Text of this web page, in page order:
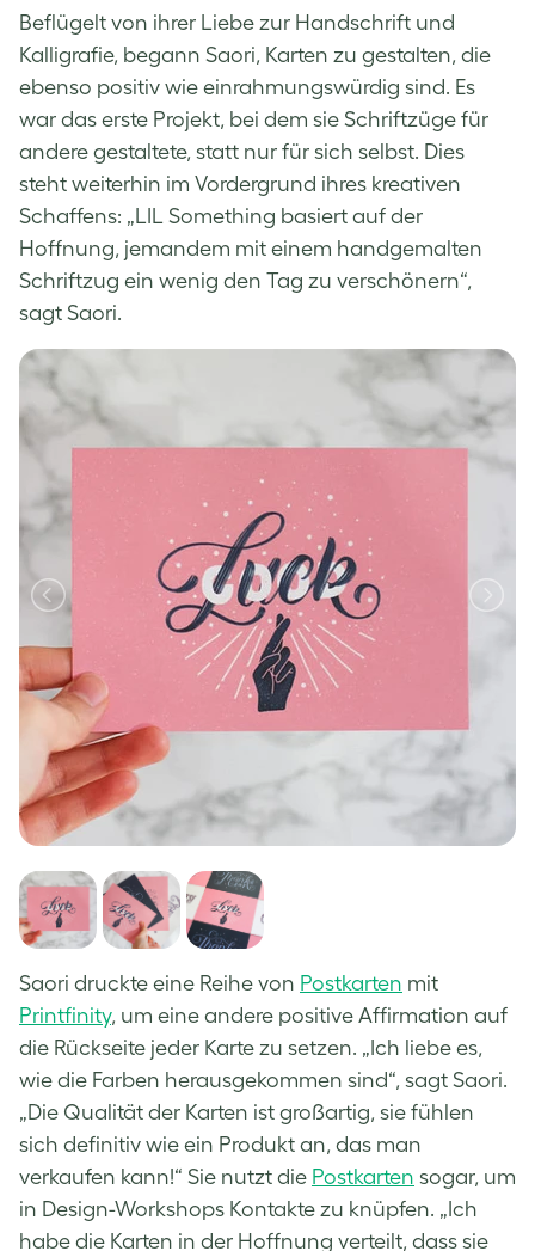
Beflügelt von ihrer Liebe zur Handschrift und
Kalligrafie, begann Saori, Karten zu gestalten, die
ebenso positiv wie einrahmungswürdig sind. Es
war das erste Projekt, bei dem sie Schriftzüge für
andere gestaltete, statt nur für sich selbst. Dies
steht weiterhin im Vordergrund ihres kreativen
Schaffens: „LIL Something basiert auf der
Hoffnung, jemandem mit einem handgemalten
Schriftzug ein wenig den Tag zu verschönern“,
sagt Saori.
Saori druckte eine Reihe von Postkarten mit
Printfinity, um eine andere positive Affirmation auf
die Rückseite jeder Karte zu setzen. „Ich liebe es,
wie die Farben herausgekommen sind“, sagt Saori.
„Die Qualität der Karten ist großartig, sie fühlen
sich definitiv wie ein Produkt an, das man
verkaufen kann!“ Sie nutzt die Postkarten sogar, um
in Design-Workshops Kontakte zu knüpfen. „Ich
habe die Karten in der Hoffnung verteilt, dass sie